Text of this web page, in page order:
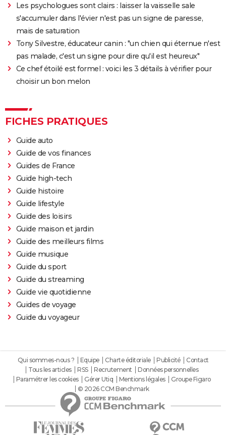
Les psychologues sont clairs : laisser la vaisselle sale
s'accumuler dans l'évier n'est pas un signe de paresse,
mais de saturation
Tony Silvestre, éducateur canin : "un chien qui éternue n'est
pas malade, c'est un signe pour dire qu'il est heureux"
Ce chef étoilé est formel : voici les 3 détails à vérifier pour
choisir un bon melon
FICHES PRATIQUES
Guide auto
Guide de vos finances
Guides de France
Guide high-tech
Guide histoire
Guide lifestyle
Guide des loisirs
Guide maison et jardin
Guide des meilleurs films
Guide musique
Guide du sport
Guide du streaming
Guide vie quotidienne
Guides de voyage
Guide du voyageur
Qui sommes-nous ? Equipe Charte éditoriale Publicité
Contact
Tous les articles
RSS Recrutement
Données personnelles
Paramétrer les cookies
Gérer Utiq Mentions légales
Groupe Figaro
© 2026 CCM Benchmark